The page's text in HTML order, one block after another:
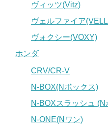
ヴィッツ(Vitz)
ヴェルファイア
ヴォクシー(VOXY)
ホンダ
CRV/CR-V
N-BOX(Nボックス)
N-BOXスラッシュ
N-ONE(Nワン)